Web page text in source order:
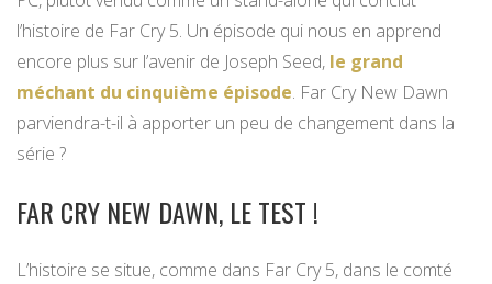
l’histoire de Far Cry 5. Un épisode qui nous en apprend
encore plus sur l’avenir de Joseph Seed, le grand
méchant du cinquième épisode. Far Cry New Dawn
parviendra-t-il à apporter un peu de changement dans la
série ?
FAR CRY NEW DAWN, LE TEST !
L’histoire se situe, comme dans Far Cry 5, dans le comté